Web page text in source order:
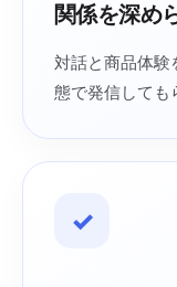
関係を深め
対話と商品体験
態で発信しても
✓